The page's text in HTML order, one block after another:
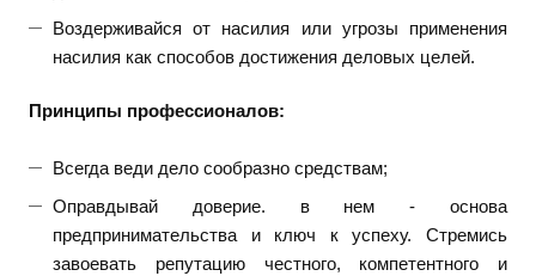
Воздерживайся от насилия или угрозы применения
насилия как способов достижения деловых целей.
Принципы профессионалов:
Всегда веди дело сообразно средствам;
Оправдывай доверие. в нем - основа
предпринимательства и ключ к успеху. Стремись
завоевать репутацию честного, компетентного и